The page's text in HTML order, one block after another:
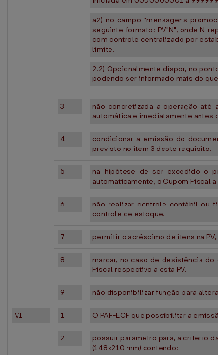
a2) no campo "mensagens
seguinte formato: PV"N", onde N
com controle centralizado por
limite.
2.2) Opcionalmente dispor, no
podendo ser informado mais do
3
não concretizada a operação
automática e imediatamente antes
4
condicionar a emissão do
previsto no item 3 deste requisito.
5
na hipótese de ser excedido o
automaticamente, o Cupom Fiscal
6
não realizar controle contábil ou
controle de estoque.
7 permitir o acréscimo de itens na
8
marcar, no caso de desistência
Fiscal respectivo a esta PV.
9 não disponibilizar função para
VI 1 O PAF-ECF que possibilitar a
2
possuir parâmetro para, a critério
(148x210 mm) contendo: